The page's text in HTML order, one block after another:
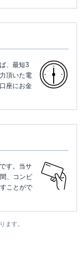
、最短3
頂いた電
座にお金
す。当サ
、コンビ
ことがで
ます。